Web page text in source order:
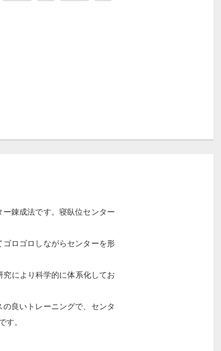
錬成法です。寝臥位センター
ロゴロしながらセンターを形
により科学的に体系化してお
良いトレーニングで、センタ
。